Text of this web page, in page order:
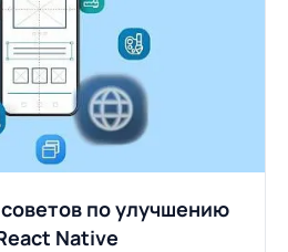
по улучшению
Native